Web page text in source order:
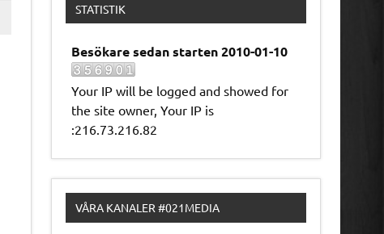
STATISTIK
Besökare sedan starten 2010-01-10
Your IP will be logged and showed for
the site owner, Your IP is
:216.73.216.82
VÅRA KANALER #021MEDIA